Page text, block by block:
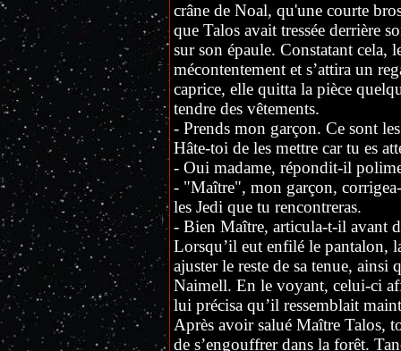
crâne de Noal, qu'une courte
que Talos avait tressée derrière
sur son épaule. Constatant cela,
mécontentement et s’attira un
caprice, elle quitta la pièce
tendre des vêtements.
- Prends mon garçon. Ce sont
Hâte-toi de les mettre car tu es
- Oui madame, répondit-il
- "Maître", mon garçon,
les Jedi que tu rencontreras.
- Bien Maître, articula-t-il avant
Lorsqu’il eut enfilé le pantalon,
ajuster le reste de sa tenue,
Naimell. En le voyant, celui-ci
lui précisa qu’il ressemblait
Après avoir salué Maître Talos,
de s’engouffrer dans la forêt.